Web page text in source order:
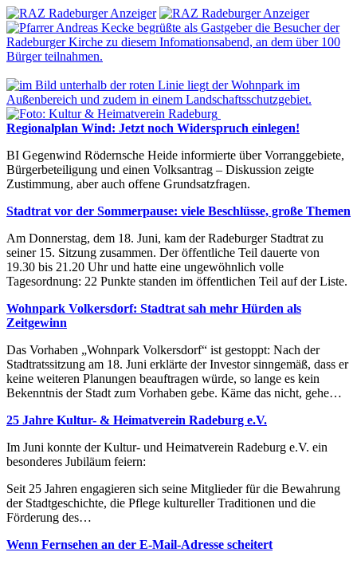
Regionalplan Wind: Jetzt noch Widerspruch einlegen!
BI Gegenwind Rödernsche Heide informierte über Vorranggebiete,
Bürgerbeteiligung und einen Volksantrag – Diskussion zeigte
Zustimmung, aber auch offene Grundsatzfragen.
Stadtrat vor der Sommerpause: viele Beschlüsse, große Themen
Am Donnerstag, dem 18. Juni, kam der Radeburger Stadtrat zu
seiner 15. Sitzung zusammen. Der öffentliche Teil dauerte von
19.30 bis 21.20 Uhr und hatte eine ungewöhnlich volle
Tagesordnung: 22 Punkte standen im öffentlichen Teil auf der Liste.
Wohnpark Volkersdorf: Stadtrat sah mehr Hürden als
Zeitgewinn
Das Vorhaben „Wohnpark Volkersdorf“ ist gestoppt: Nach der
Stadtratssitzung am 18. Juni erklärte der Investor sinngemäß, dass er
keine weiteren Planungen beauftragen würde, so lange es kein
Bekenntnis der Stadt zum Vorhaben gebe. Käme das nicht, gehe…
25 Jahre Kultur- & Heimatverein Radeburg e.V.
Im Juni konnte der Kultur- und Heimatverein Radeburg e.V. ein
besonderes Jubiläum feiern:
Seit 25 Jahren engagieren sich seine Mitglieder für die Bewahrung
der Stadtgeschichte, die Pflege kultureller Traditionen und die
Förderung des…
Wenn Fernsehen an der E-Mail-Adresse scheitert